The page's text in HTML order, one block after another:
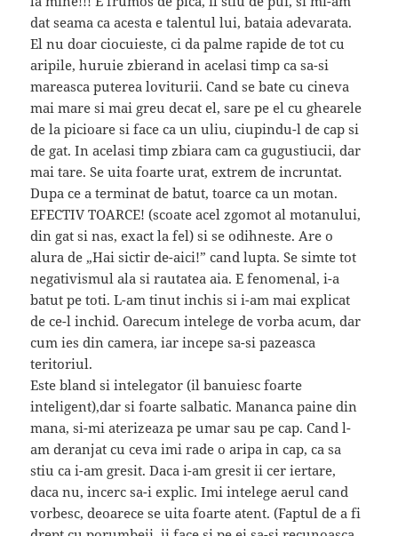
dat seama ca acesta e talentul lui, bataia adevarata.
El nu doar ciocuieste, ci da palme rapide de tot cu
aripile, huruie zbierand in acelasi timp ca sa-si
mareasca puterea loviturii. Cand se bate cu cineva
mai mare si mai greu decat el, sare pe el cu ghearele
de la picioare si face ca un uliu, ciupindu-l de cap si
de gat. In acelasi timp zbiara cam ca gugustiucii, dar
mai tare. Se uita foarte urat, extrem de incruntat.
Dupa ce a terminat de batut, toarce ca un motan.
EFECTIV TOARCE! (scoate acel zgomot al motanului,
din gat si nas, exact la fel) si se odihneste. Are o
alura de „Hai sictir de-aici!” cand lupta. Se simte tot
negativismul ala si rautatea aia. E fenomenal, i-a
batut pe toti. L-am tinut inchis si i-am mai explicat
de ce-l inchid. Oarecum intelege de vorba acum, dar
cum ies din camera, iar incepe sa-si pazeasca
teritoriul.
Este bland si intelegator (il banuiesc foarte
inteligent),dar si foarte salbatic. Mananca paine din
mana, si-mi aterizeaza pe umar sau pe cap. Cand l-
am deranjat cu ceva imi rade o aripa in cap, ca sa
stiu ca i-am gresit. Daca i-am gresit ii cer iertare,
daca nu, incerc sa-i explic. Imi intelege aerul cand
vorbesc, deoarece se uita foarte atent. (Faptul de a fi